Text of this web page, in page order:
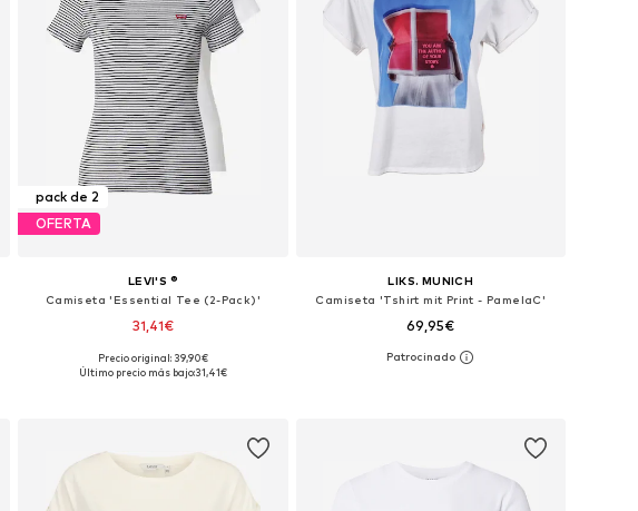
pack de 2
OFERTA
LEVI'S ®
Camiseta 'Essential Tee (2-Pack)'
31,41€
Tallas disponibles: XS, S, M, L, XL
Precio original: 39,90€
Último precio más bajo:31,41€
LIKS. MUNICH
Camiseta 'Tshirt mit Print - PamelaC'
69,95€
Tallas disponibles: XS, S, M, L, XL, XXL